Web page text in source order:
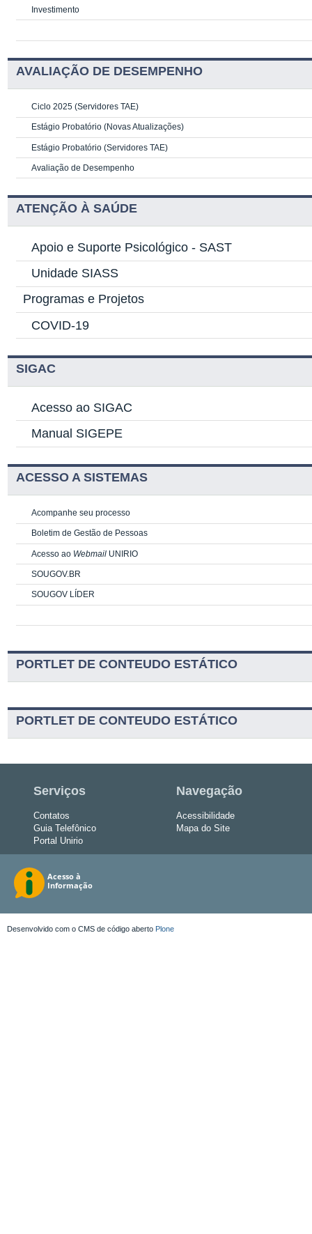
Investimento
AVALIAÇÃO DE DESEMPENHO
Ciclo 2025 (Servidores TAE)
Estágio Probatório (Novas Atualizações)
Estágio Probatório (Servidores TAE)
Avaliação de Desempenho
ATENÇÃO À SAÚDE
Apoio e Suporte Psicológico - SAST
Unidade SIASS
Programas e Projetos
COVID-19
SIGAC
Acesso ao SIGAC
Manual SIGEPE
ACESSO A SISTEMAS
Acompanhe seu processo
Boletim de Gestão de Pessoas
Acesso ao Webmail UNIRIO
SOUGOV.BR
SOUGOV LÍDER
PORTLET DE CONTEUDO ESTÁTICO
PORTLET DE CONTEUDO ESTÁTICO
Serviços
Contatos
Guia Telefônico
Portal Unirio
Navegação
Acessibilidade
Mapa do Site
Desenvolvido com o CMS de código aberto Plone